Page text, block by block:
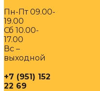
Пн-Пт 09.00-
19.00
Сб 10.00-
17.00
Вс –
выходной
+7 (951) 152
22 69